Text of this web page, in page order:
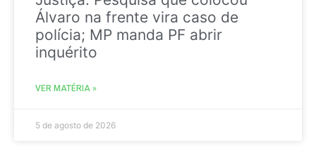
Álvaro na frente vira caso de
polícia; MP manda PF abrir
inquérito
VER MATÉRIA »
5 de agosto de 2026